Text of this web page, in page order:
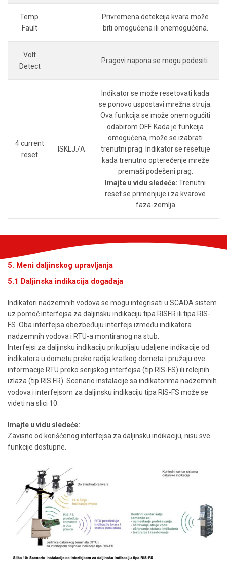
Temp.
Fault
Privremena detekcija kvara može
biti omogućena ili onemogućena.
Volt
Detect
Pragovi napona se mogu podesiti.
4 current
reset
ISKLJ./A
Indikator se može resetovati kada
se ponovo uspostavi mrežna struja.
Ova funkcija se može onemogućiti
odabirom OFF. Kada je funkcija
omogućena, može se izabrati
trenutni prag. Indikator se resetuje
kada trenutno opterećenje mreže
premaši podešeni prag.
Imajte u vidu sledeće: Trenutni
reset se primenjuje i za kvarove
faza-zemlja
5. Meni daljinskog upravljanja
5.1 Daljinska indikacija događaja
Indikatori nadzemnih vodova se mogu integrisati u SCADA sistem
uz pomoć interfejsa za daljinsku indikaciju tipa RISFR ili tipa RIS-
FS. Oba interfejsa obezbeđuju interfejs između indikatora
nadzemnih vodova i RTU-a montiranog na stub.
Interfejsi za daljinsku indikaciju prikupljaju udaljene indikacije od
indikatora u dometu preko radija kratkog dometa i pružaju ove
informacije RTU preko serijskog interfejsa (tip RIS-FS) ili relejnih
izlaza (tip RIS FR). Scenario instalacije sa indikatorima nadzemnih
vodova i interfejsom za daljinsku indikaciju tipa RIS-FS može se
videti na slici 10.
Imajte u vidu sledeće:
Zavisno od korišćenog interfejsa za daljinsku indikaciju, nisu sve
funkcije dostupne.